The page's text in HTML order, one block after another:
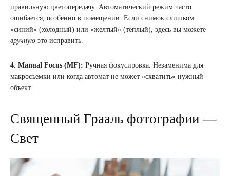
правильную цветопередачу. Автоматический режим часто
ошибается, особенно в помещении. Если снимок слишком
«синий» (холодный) или «желтый» (теплый), здесь вы можете
вручную это исправить.
4. Manual Focus (MF): Ручная фокусировка. Незаменима для
макросъемки или когда автомат не может «схватить» нужный
объект.
Священный Грааль фотографии —
Свет